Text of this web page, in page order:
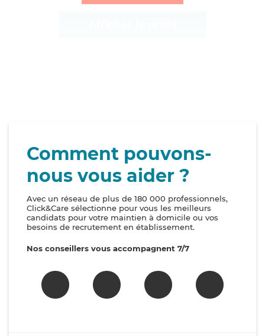
Comment pouvons-
nous vous aider ?
Avec un réseau de plus de 180 000 professionnels,
Click&Care sélectionne pour vous les meilleurs
candidats pour votre maintien à domicile ou vos
besoins de recrutement en établissement.
Nos conseillers vous accompagnent 7/7